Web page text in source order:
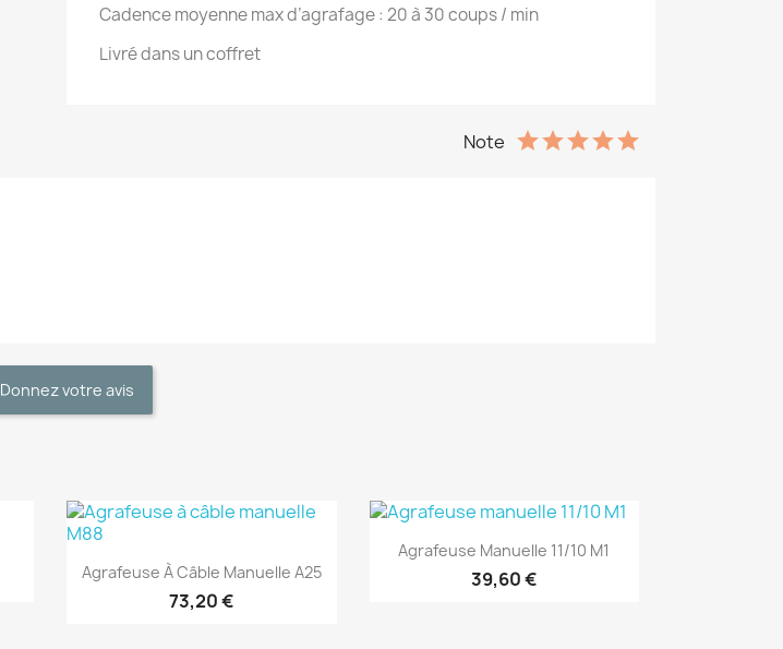
Cadence moyenne max d’agrafage : 20 à 30 coups / min
Livré dans un coffret
Note
Donnez votre avis
Aperçu rapide
Agrafeuse À Câble Manuelle A25
73,20 €
Aperçu rapide
Agrafeuse Manuelle 11/10 M1
39,60 €
(1)